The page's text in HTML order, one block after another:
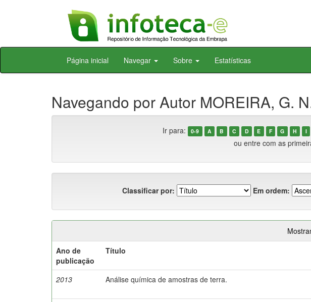
Skip
Página inicial Navegar Sobre Estatísticas
Navegando por Autor MOREIRA, G.
Ir para: 0-9 A B C D E F G H I
ou entre com as
Classificar por: Em ordem:
Ano de
publicação
Título
2013 Análise química de amostras de terra.